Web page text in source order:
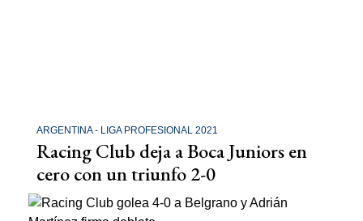
ARGENTINA - LIGA PROFESIONAL 2021
Racing Club deja a Boca Juniors en
cero con un triunfo 2-0